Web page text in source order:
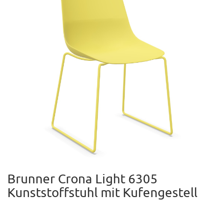
Brunner Crona Light 6305
Kunststoffstuhl mit Kufengestell
Zum
Anfang
der